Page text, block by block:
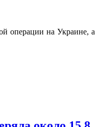
операции на Украине, а